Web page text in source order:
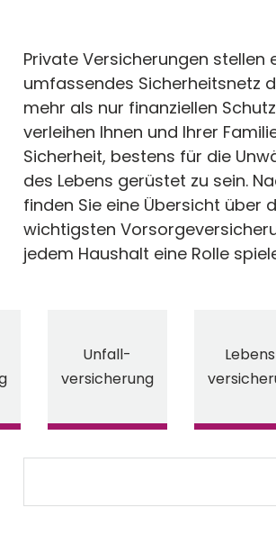
Private Versicherungen stellen
umfassendes Sicherheitsnetz
mehr als nur finanziellen
verleihen Ihnen und Ihrer
Sicherheit, bestens für die
des Lebens gerüstet zu sein.
finden Sie eine Übersicht über
wichtigsten
jedem Haushalt eine Rolle
Unfall-
versicherung